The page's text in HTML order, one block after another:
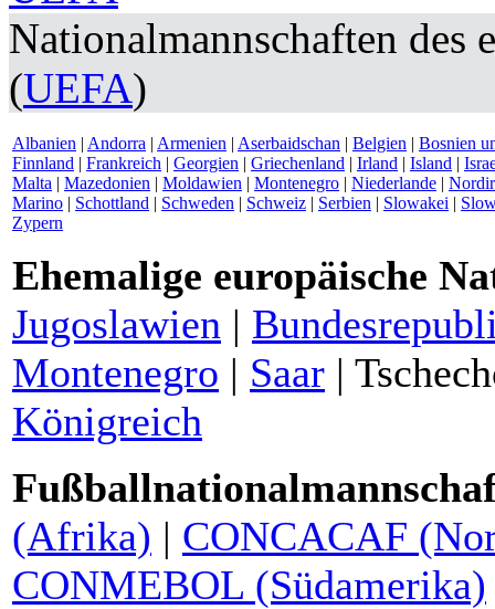
Nationalmannschaften des
(UEFA)
Albanien | Andorra | Armenien | Aserbaidschan | Belgien | Bosnien
Finnland | Frankreich | Georgien | Griechenland | Irland | Island |
Malta | Mazedonien | Moldawien | Montenegro | Niederlande |
Marino | Schottland | Schweden | Schweiz | Serbien | Slowakei |
Zypern
Ehemalige europäische
Jugoslawien |
Montenegro | Saar |
Königreich
(Afrika) | CONCACAF
CONMEBOL (Südamerika)